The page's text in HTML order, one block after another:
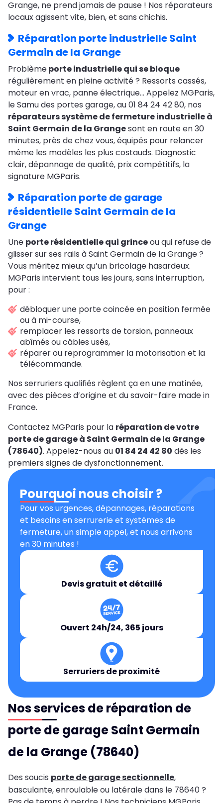
Grange, ne prend jamais de pause ! Nos réparateurs
locaux agissent vite, bien, et sans chichis.
Réparation porte industrielle Saint
Germain de la Grange
Problèmeporte industrielle qui se bloque
régulièrement en pleine activité ? Ressorts cassés,
moteur en vrac, panne électrique… Appelez MGParis,
le Samu des portes garage, au 01 84 24 42 80, nos
réparateurs système de fermeture industrielle à
Saint Germain de la Grangesont en route en 30
minutes, près de chez vous, équipés pour relancer
même les modèles les plus costauds. Diagnostic
clair, dépannage de qualité, prix compétitifs, la
signature MGParis.
Réparation porte de garage
résidentielle Saint Germain de la
Grange
Une porte résidentielle qui grinceou qui refuse de
glisser sur ses rails à Saint Germain de la Grange ?
Vous méritez mieux qu’un bricolage hasardeux.
MGParis intervient tous les jours, sans interruption,
pour :
débloquer une porte coincée en position fermée
ou à mi-course,
remplacer les ressorts de torsion, panneaux
abîmés ou câbles usés,
réparer ou reprogrammer la motorisation et la
télécommande.
Nos serruriers qualifiés règlent ça en une matinée,
avec des pièces d’origine et du savoir-faire made in
France.
Contactez MGParis pour la réparation de votre
porte de garage à Saint Germain de la Grange
(78640). Appelez-nous au 01 84 24 42 80 dès les
premiers signes de dysfonctionnement.
Pourquoi nous choisir ?
Pour vos urgences, dépannages, réparations
et besoins en serrurerie et systèmes de
fermeture, un simple appel, et nous arrivons
en 30 minutes !
Devis gratuit et détaillé
Ouvert 24h/24, 365 jours
Serruriers de proximité
Nos services de réparation de
porte de garage Saint Germain
de la Grange (78640)
Des soucis porte de garage sectionnelle,
basculante, enroulable ou latérale dans le 78640 ?